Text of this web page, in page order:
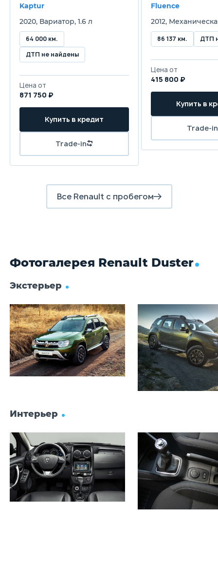
Привод
Передний
Передняя подвеска
Независимая, пружинная типа Макферсон с
телескопическими гидравлическими
амортизаторами и стабилизатором
Задняя подвеска
телескопическими гидравлическими
амортизаторами и стабилизатором
поперечной устойчивости
Передние тормоза
Дисковые вентилируемые
Kaptur
2020, Вариатор, 1.6 л
64 000 км.
ДТП не найдены
Цена от
871 750 ₽
Купить в кредит
Trade-in
Fluence
2012,
86 137 км. ДТП
Цена от
415 800 ₽
Купить в
Trade-in
Все Renault с пробегом
Фотогалерея Renault Duster
Экстерьер
Интерьер